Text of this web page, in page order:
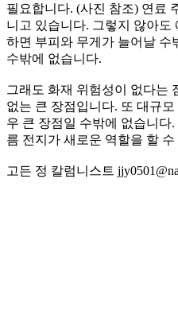
필요합니다. (사진 참조) 연료
니고 있습니다. 그렇지 않아도
하면 부피와 무게가 늘어날 수
수밖에 없습니다.
그래도 화재 위험성이 없다는
없는 큰 장점입니다. 또 대규
우 큰 장점일 수밖에 없습니다
름 전지가 새로운 역할을 할
고든 정 칼럼니스트